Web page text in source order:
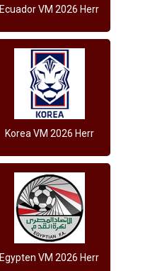
Ecuador VM 2026 Herr
Korea VM 2026 Herr
Egypten VM 2026 Herr